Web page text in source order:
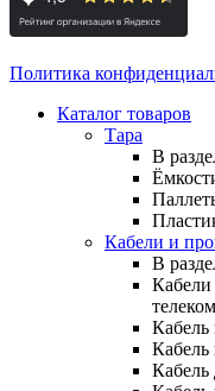
Политика
Каталог товаров
Тара
В
Кабели и
В
Кабели
Кабель
Кабель
Кабель